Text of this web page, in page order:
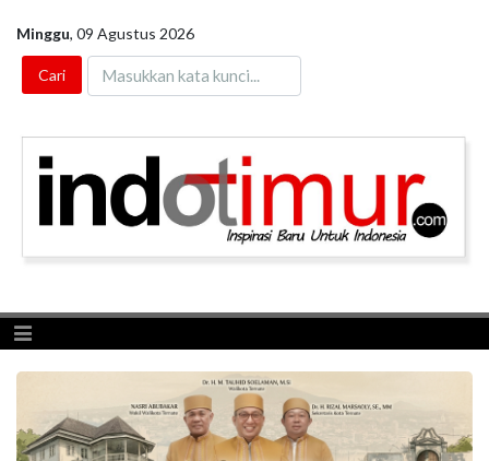
Minggu, 09 Agustus 2026
Toggle navigation